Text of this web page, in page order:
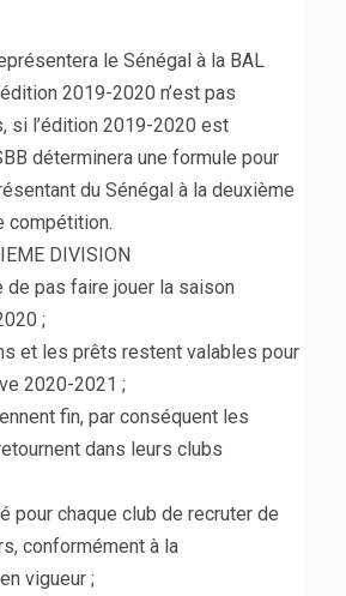
le Sénégal à la BAL
2019-2020 n’est pas
si l’édition 2019-2020 est
déterminera une formule pour
du Sénégal à la deuxième
compétition.
DIVISION
de pas faire jouer la saison
;
et les prêts restent valables pour
2020-2021 ;
fin, par conséquent les
dans leurs clubs
pour chaque club de recruter de
conformément à la
vigueur ;